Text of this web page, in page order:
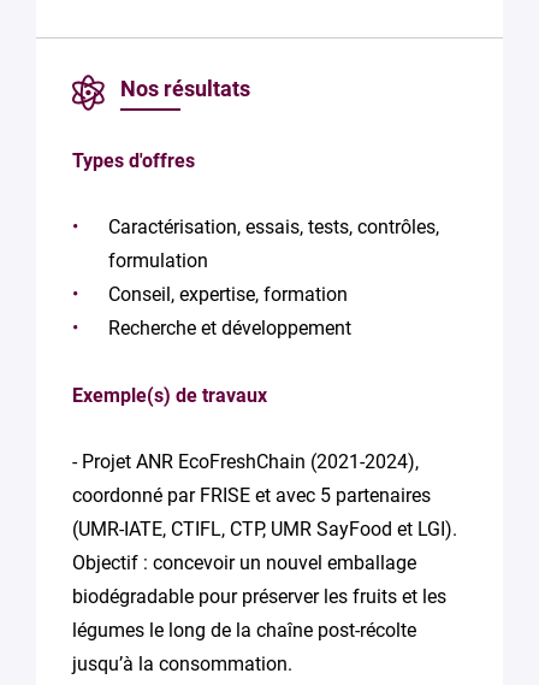
Nos résultats
Types d'offres
Caractérisation, essais, tests, contrôles,
formulation
Conseil, expertise, formation
Recherche et développement
Exemple(s) de travaux
- Projet ANR EcoFreshChain (2021-2024),
coordonné par FRISE et avec 5 partenaires
(UMR-IATE, CTIFL, CTP, UMR SayFood et LGI).
Objectif : concevoir un nouvel emballage
biodégradable pour préserver les fruits et les
légumes le long de la chaîne post-récolte
jusqu’à la consommation.